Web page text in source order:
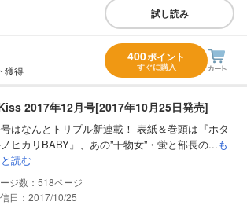
試し読み
獲得
400ポイント
すぐに購入
2017年12月号[2017年10月25日発売]
はなんとトリプル新連載！ 表紙＆巻頭は『ホタ
ヒカリBABY』、あの”干物女”・蛍と部長の...も
読む
518
日：2017/10/25